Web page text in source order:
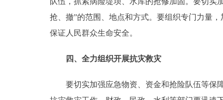
抢、撤”的范围、地点和方式。要组织专门力量
保证人民群众生命安全。
四、全力组织开展抗灾救灾
要切实加强应急物资、资金和抢险队伍等保障